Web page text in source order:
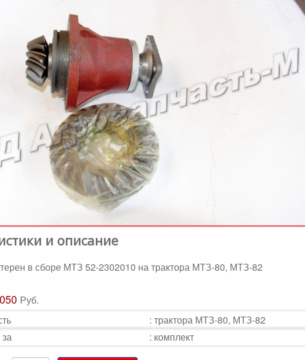
и описание
в сборе МТЗ 52-2302010 на трактора МТЗ-80, МТЗ-82
Руб.
:трактора МТЗ-80, МТЗ-82
: комплект